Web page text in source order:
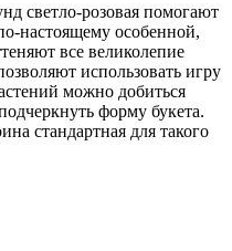
светло-розовая помогают
настоящему особенной,
все великолепие
использовать игру
можно добиться
форму букета.
стандартная для такого